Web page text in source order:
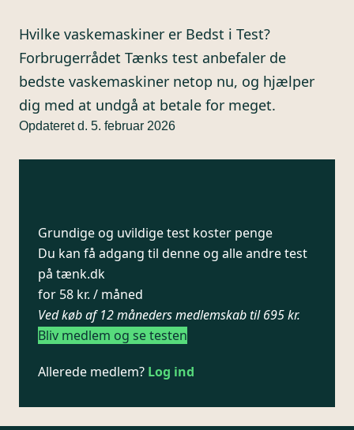
Hvilke vaskemaskiner er Bedst i Test?
Forbrugerrådet Tænks test anbefaler de
bedste vaskemaskiner netop nu, og hjælper
dig med at undgå at betale for meget.
Opdateret d. 5. februar 2026
Grundige og uvildige test koster penge
Du kan få adgang til denne og alle andre test
på tænk.dk
for 58 kr. / måned
Ved køb af 12 måneders medlemskab til 695 kr.
Bliv medlem og se testen
Allerede medlem? Log ind